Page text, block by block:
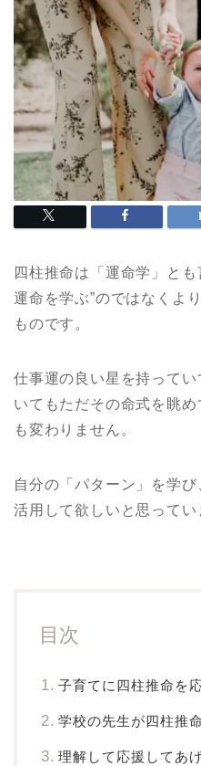
四柱推命は「運命学」と
運命を学ぶ”のではなくよ
ものです。
仕事運の良い星を持って
いてもただその命式を眺
も変わりません。
自分の「パターン」を学
活用して欲しいと思ってい
目次
子育てに四柱推命を
学校の先生が四柱推
理解して応援してあ